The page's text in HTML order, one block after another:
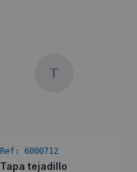
T
Ref: 6000712
Tapa tejadillo